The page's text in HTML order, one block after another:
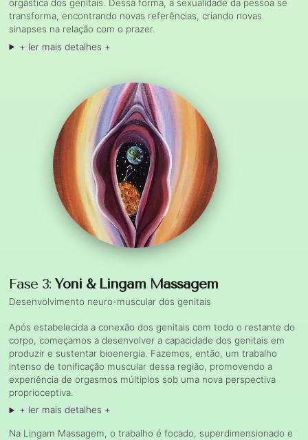
orgástica dos genitais. Dessa forma, a sexualidade da pessoa se
transforma, encontrando novas referências, criando novas
sinapses na relação com o prazer.
+ ler mais detalhes +
Fase 3:Yoni & Lingam Massagem
Desenvolvimento neuro-muscular dos genitais
Após estabelecida a conexão dos genitais com todo o restante do
corpo, começamos a desenvolver a capacidade dos genitais em
produzir e sustentar bioenergia. Fazemos, então, um trabalho
intenso de tonificação muscular dessa região, promovendo a
experiência de orgasmos múltiplos sob uma nova perspectiva
proprioceptiva.
+ ler mais detalhes +
Na Lingam Massagem, o trabalho é focado, superdimensionado e